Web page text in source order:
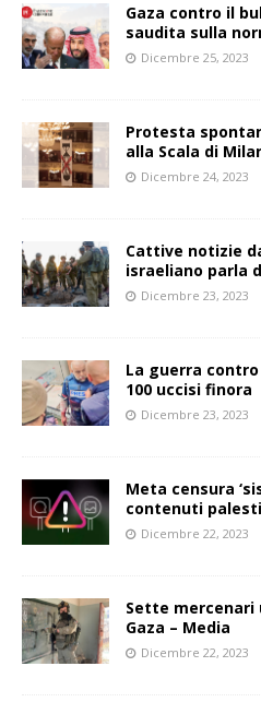
Gaza contro il
saudita sulla
Dicembre 25, 2023
Protesta
alla Scala di
Dicembre 24, 2023
Cattive notizie
israeliano parla
Dicembre 23, 2023
La guerra
100 uccisi finora
Dicembre 23, 2023
Meta censura
contenuti
Dicembre 22, 2023
Sette mercenari
Gaza – Media
Dicembre 22, 2023